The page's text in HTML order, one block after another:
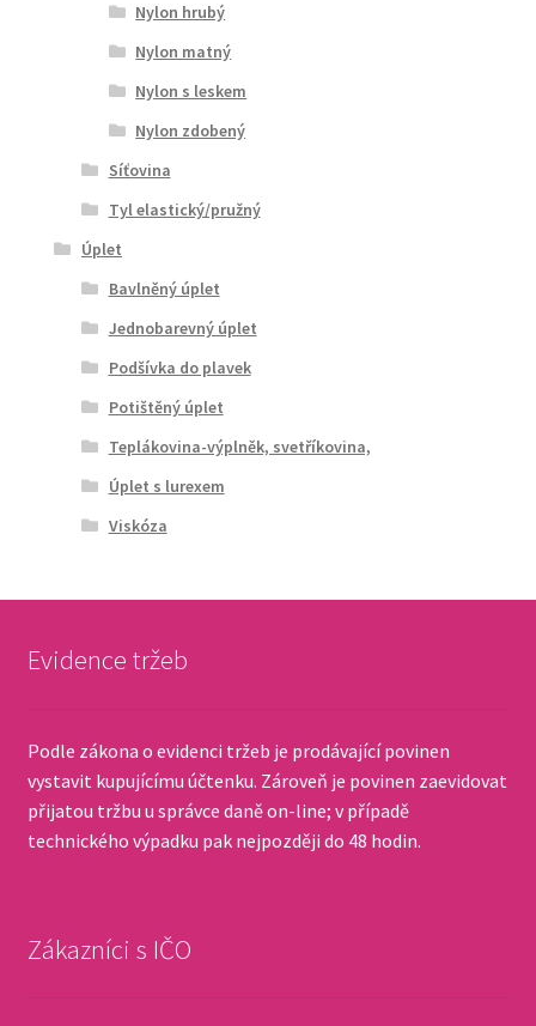
Nylon hrubý
Nylon matný
Nylon s leskem
Nylon zdobený
Síťovina
Tyl elastický/pružný
Úplet
Bavlněný úplet
Jednobarevný úplet
Podšívka do plavek
Potištěný úplet
Teplákovina-výplněk, svetříkovina,
Úplet s lurexem
Viskóza
Evidence tržeb
Podle zákona o evidenci tržeb je prodávající povinen
vystavit kupujícímu účtenku. Zároveň je povinen zaevidovat
přijatou tržbu u správce daně on-line; v případě
technického výpadku pak nejpozději do 48 hodin.
Zákazníci s IČO